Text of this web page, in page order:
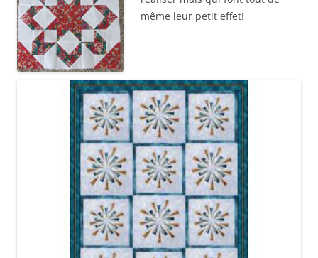
même leur petit effet!